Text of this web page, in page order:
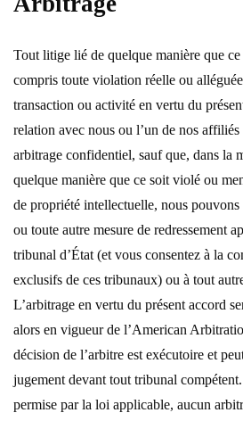
Tout litige lié de quelque manière que
compris toute violation réelle ou
transaction ou activité en vertu du
relation avec nous ou l’un de nos affiliés
arbitrage confidentiel, sauf que, dans la
quelque manière que ce soit violé ou
de propriété intellectuelle, nous
ou toute autre mesure de redressement
tribunal d’État (et vous consentez à la
exclusifs de ces tribunaux) ou à tout
L’arbitrage en vertu du présent accord
alors en vigueur de l’American
décision de l’arbitre est exécutoire et
jugement devant tout tribunal
permise par la loi applicable, aucun